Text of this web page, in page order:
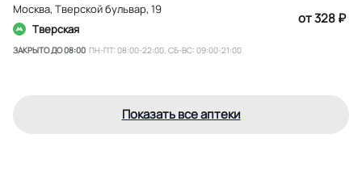
Москва, Тверской бульвар, 19
Тверская
ЗАКРЫТО ДО 08:00 ПН-ПТ: 08:00-22:00, СБ-ВС: 09:00-21:00
от 328 ₽
Показать все аптеки